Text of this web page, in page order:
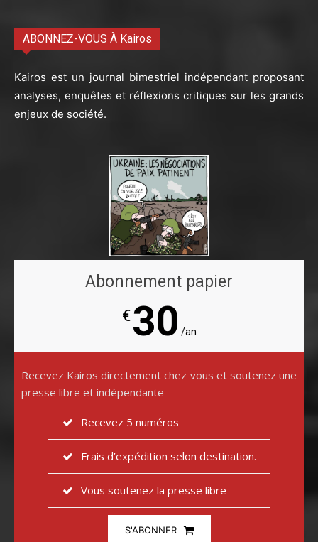
ABONNEZ-VOUS À Kairos
Kairos est un journal bimestriel indépendant proposant
analyses, enquêtes et réflexions critiques sur les grands
enjeux de société.
Abonnement papier
€30 /an
Recevez Kairos directement chez vous et soutenez une
presse libre et indépendante
Recevez 5 numéros
Frais d’expédition selon destination.
Vous soutenez la presse libre
S'ABONNER